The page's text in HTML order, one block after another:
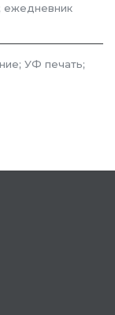
ежедневник
УФ печать;